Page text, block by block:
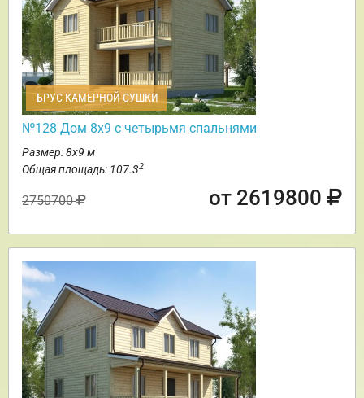
БРУС КАМЕРНОЙ СУШКИ
№128 Дом 8х9 с четырьмя спальнями
Размер: 8х9 м
Общая площадь: 107.32
2750700 от 2619800